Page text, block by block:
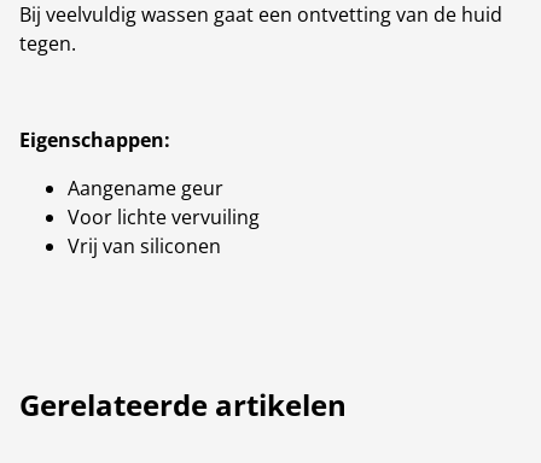
Bij veelvuldig wassen gaat een ontvetting van de huid
tegen.
Eigenschappen:
Aangename geur
Voor lichte vervuiling
Vrij van siliconen
Gerelateerde artikelen